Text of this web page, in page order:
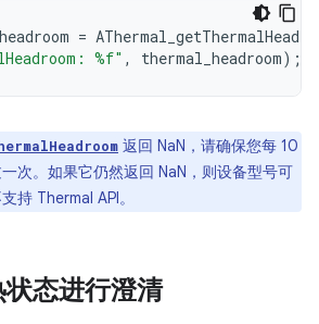
=
%f" , thermal_headroom);
返回 NaN，请确保您每 10
次。如果它仍然返回 NaN，则设备型号可
持 Thermal API。
态进行澄清